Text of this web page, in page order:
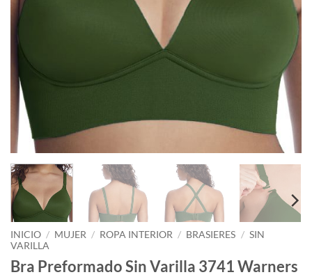
INICIO / MUJER / ROPA INTERIOR / BRASIERES / SIN
VARILLA
Bra Preformado Sin Varilla 3741 Warners